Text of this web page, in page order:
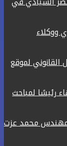
ووكلاء
لموقع
رئيسًا لمباحث
محمد عزت